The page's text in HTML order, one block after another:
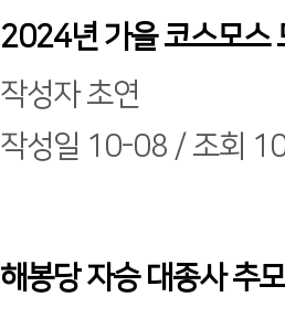
2024년 가을 코스모스
작성자초연
작성일 10-08 / 조회
해봉당 자승 대종사